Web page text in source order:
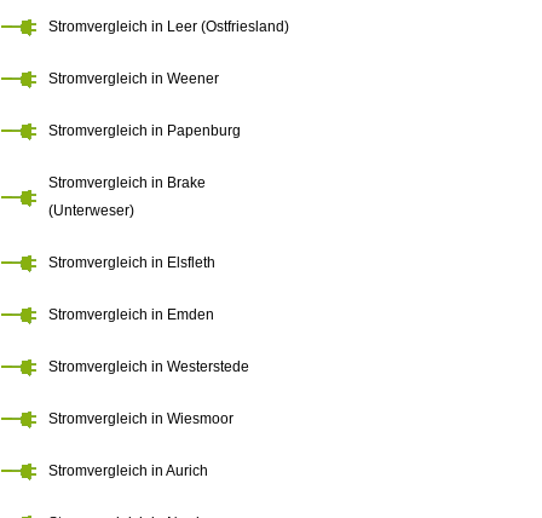
Stromvergleich in Leer (Ostfriesland)
Stromvergleich in Weener
Stromvergleich in Papenburg
Stromvergleich in Brake
(Unterweser)
Stromvergleich in Elsfleth
Stromvergleich in Emden
Stromvergleich in Westerstede
Stromvergleich in Wiesmoor
Stromvergleich in Aurich